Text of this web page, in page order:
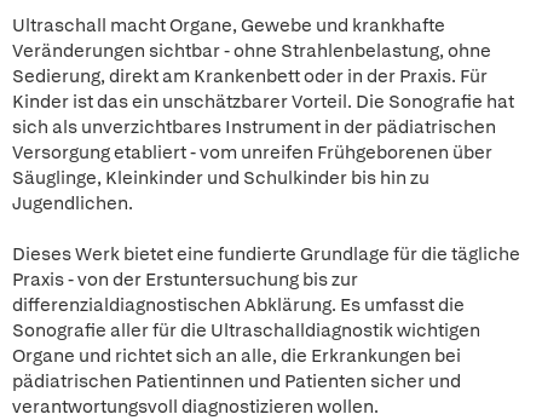
Ultraschall macht Organe, Gewebe und krankhafte
Veränderungen sichtbar - ohne Strahlenbelastung, ohne
Sedierung, direkt am Krankenbett oder in der Praxis. Für
Kinder ist das ein unschätzbarer Vorteil. Die Sonografie hat
sich als unverzichtbares Instrument in der pädiatrischen
Versorgung etabliert - vom unreifen Frühgeborenen über
Säuglinge, Kleinkinder und Schulkinder bis hin zu
Jugendlichen.
Dieses Werk bietet eine fundierte Grundlage für die tägliche
Praxis - von der Erstuntersuchung bis zur
differenzialdiagnostischen Abklärung. Es umfasst die
Sonografie aller für die Ultraschalldiagnostik wichtigen
Organe und richtet sich an alle, die Erkrankungen bei
pädiatrischen Patientinnen und Patienten sicher und
verantwortungsvoll diagnostizieren wollen.